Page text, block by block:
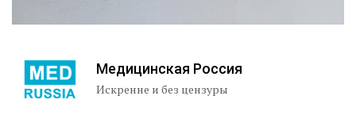
Медицинская Россия
Искренне и без цензуры